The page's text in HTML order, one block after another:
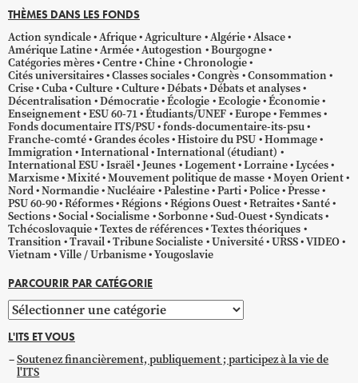
THÈMES DANS LES FONDS
Action syndicale Afrique Agriculture Algérie Alsace
Amérique Latine Armée Autogestion
Bourgogne
Catégories mères Centre Chine Chronologie
Cités universitaires Classes sociales Congrès Consommation
Crise Cuba Culture Culture Débats Débats et analyses
Décentralisation Démocratie Écologie Ecologie Économie
Enseignement ESU 60-71 Étudiants/UNEF Europe Femmes
Fonds documentaire ITS/PSU fonds-documentaire-its-psu
Franche-comté Grandes écoles Histoire du PSU Hommage
Immigration International International (étudiant)
International ESU Israël Jeunes Logement Lorraine Lycées
Marxisme Mixité Mouvement politique de masse Moyen Orient
Nord Normandie Nucléaire Palestine Parti Police Presse
PSU 60-90 Réformes Régions Régions Ouest Retraites Santé
Sections Social Socialisme Sorbonne Sud-Ouest Syndicats
Tchécoslovaquie Textes de références Textes théoriques
Transition Travail Tribune Socialiste Université URSS VIDEO
Vietnam Ville / Urbanisme Yougoslavie
PARCOURIR PAR CATÉGORIE
Parcourir
par
catégorie
L'ITS ET VOUS
Soutenez financièrement, publiquement ; participez à la vie de
l'ITS